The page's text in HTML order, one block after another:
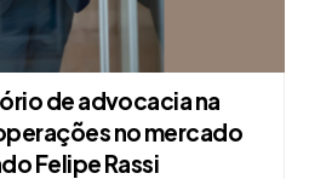
de advocacia na
no mercado
Felipe Rassi